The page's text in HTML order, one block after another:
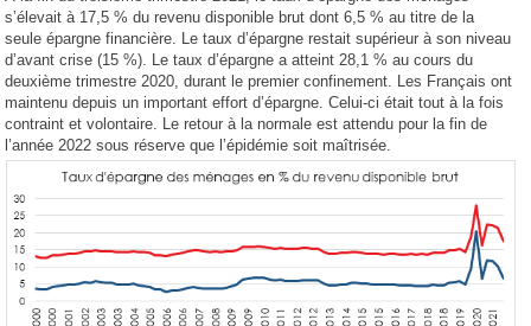
s’élevait à 17,5 % du revenu disponible brut dont 6,5 % au titre de la
seule épargne financière. Le taux d’épargne restait supérieur à son niveau
d’avant crise (15 %). Le taux d’épargne a atteint 28,1 % au cours du
deuxième trimestre 2020, durant le premier confinement. Les Français ont
maintenu depuis un important effort d’épargne. Celui-ci était tout à la fois
contraint et volontaire. Le retour à la normale est attendu pour la fin de
l’année 2022 sous réserve que l’épidémie soit maîtrisée.